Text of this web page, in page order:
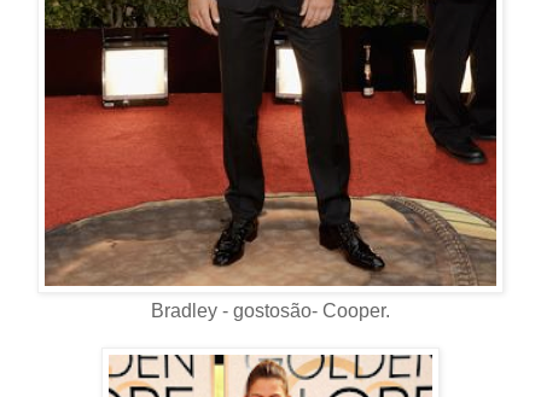
Bradley - gostosão- Cooper.